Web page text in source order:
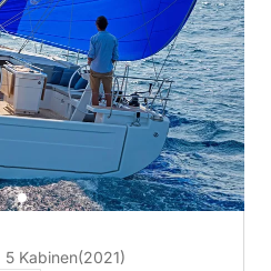
| 5 Kabinen(2021)